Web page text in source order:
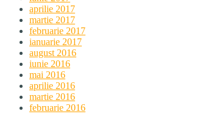
aprilie 2017
martie 2017
februarie 2017
ianuarie 2017
august 2016
iunie 2016
mai 2016
aprilie 2016
martie 2016
februarie 2016